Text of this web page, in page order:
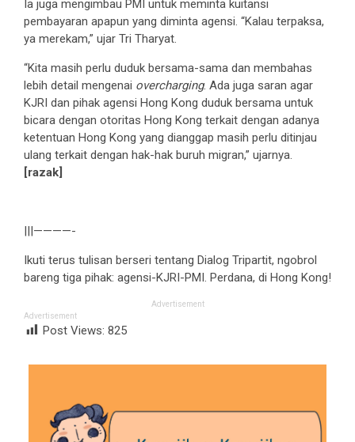
Ia juga mengimbau PMI untuk meminta kuitansi
pembayaran apapun yang diminta agensi. “Kalau terpaksa,
ya merekam,” ujar Tri Tharyat.
“Kita masih perlu duduk bersama-sama dan membahas
lebih detail mengenai overcharging. Ada juga saran agar
KJRI dan pihak agensi Hong Kong duduk bersama untuk
bicara dengan otoritas Hong Kong terkait dengan adanya
ketentuan Hong Kong yang dianggap masih perlu ditinjau
ulang terkait dengan hak-hak buruh migran,” ujarnya.
[razak]
|||————-
Ikuti terus tulisan berseri tentang Dialog Tripartit, ngobrol
bareng tiga pihak: agensi-KJRI-PMI. Perdana, di Hong Kong!
Advertisement
Advertisement
Post Views: 825